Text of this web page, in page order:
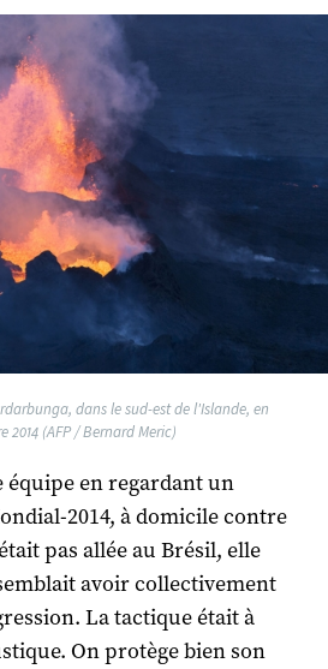
dans le sud-est de l'Islande, en
2014 (AFP / Bernard Meric)
équipe en regardant un
2014, à domicile contre
pas allée au Brésil, elle
avoir collectivement
La tactique était à
On protège bien son